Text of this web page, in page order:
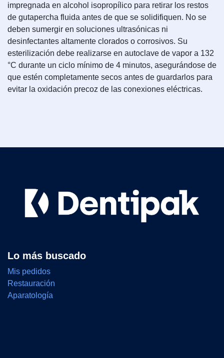
impregnada en alcohol isopropílico para retirar los restos
de gutapercha fluida antes de que se solidifiquen. No se
deben sumergir en soluciones ultrasónicas ni
desinfectantes altamente clorados o corrosivos. Su
esterilización debe realizarse en autoclave de vapor a 132
°C durante un ciclo mínimo de 4 minutos, asegurándose de
que estén completamente secos antes de guardarlos para
evitar la oxidación precoz de las conexiones eléctricas.
Lo más buscado
Mis pedidos
Restauración
Aparatología